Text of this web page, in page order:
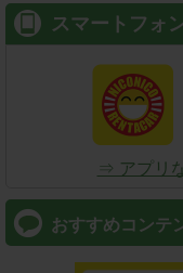
スマートフォ
⇒ アプリ
おすすめコンテ